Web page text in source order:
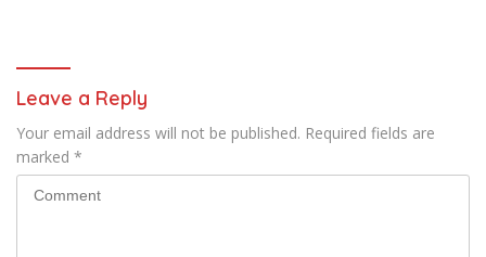
Leave a Reply
Your email address will not be published. Required fields are
marked *